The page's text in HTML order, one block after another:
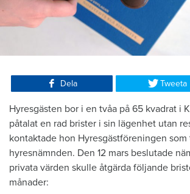
Dela Tweeta
Hyresgästen bor i en tvåa på 65 kvadrat i
påtalat en rad brister i sin lägenhet utan
kontaktade hon Hyresgästföreningen
hyresnämnden. Den 12 mars beslutade
privata värden skulle åtgärda följande
månader: